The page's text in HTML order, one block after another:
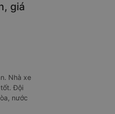
giá
Nhà xe
Đội
nước